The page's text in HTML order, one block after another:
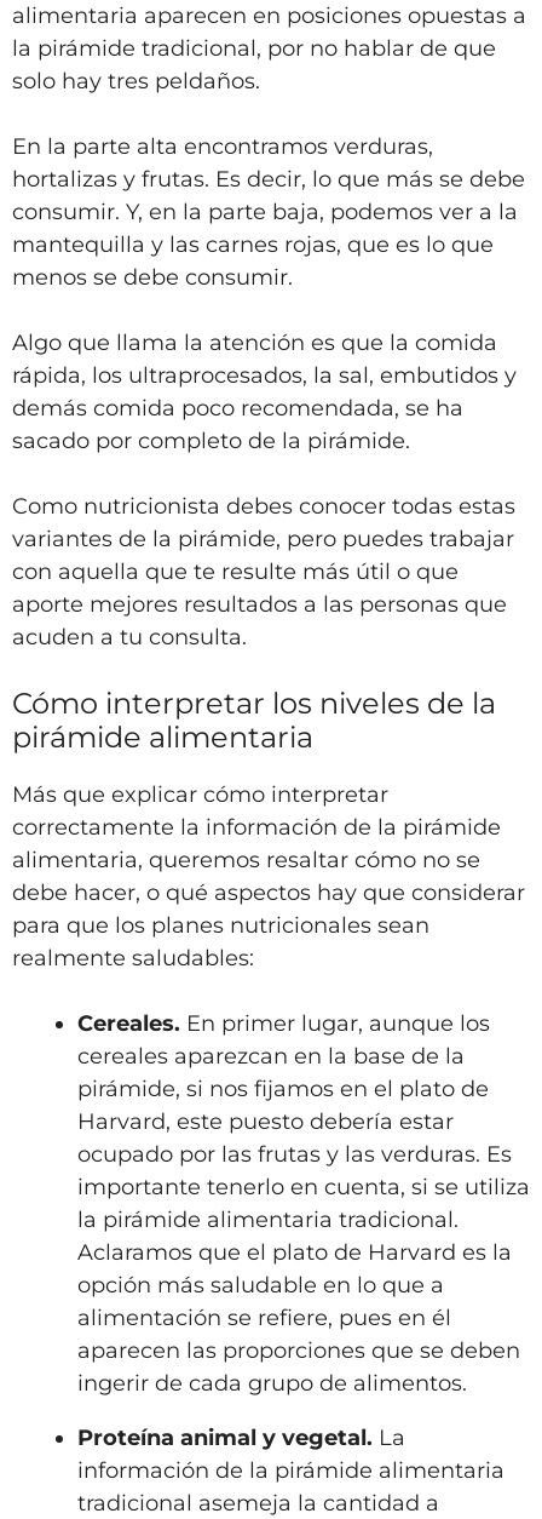
alimentaria aparecen en posiciones opuestas a
la pirámide tradicional, por no hablar de que
solo hay tres peldaños.
En la parte alta encontramos verduras,
hortalizas y frutas. Es decir, lo que más se debe
consumir. Y, en la parte baja, podemos ver a la
mantequilla y las carnes rojas, que es lo que
menos se debe consumir.
Algo que llama la atención es que la comida
rápida, los ultraprocesados, la sal, embutidos y
demás comida poco recomendada, se ha
sacado por completo de la pirámide.
Como nutricionista debes conocer todas estas
variantes de la pirámide, pero puedes trabajar
con aquella que te resulte más útil o que
aporte mejores resultados a las personas que
acuden a tu consulta.
Cómo interpretar los niveles de la
pirámide alimentaria
Más que explicar cómo interpretar
correctamente la información de la pirámide
alimentaria, queremos resaltar cómo no se
debe hacer, o qué aspectos hay que considerar
para que los planes nutricionales sean
realmente saludables:
Cereales. En primer lugar, aunque los
cereales aparezcan en la base de la
pirámide, si nos fijamos en el plato de
Harvard, este puesto debería estar
ocupado por las frutas y las verduras. Es
importante tenerlo en cuenta, si se utiliza
la pirámide alimentaria tradicional.
Aclaramos que el plato de Harvard es la
opción más saludable en lo que a
alimentación se refiere, pues en él
aparecen las proporciones que se deben
ingerir de cada grupo de alimentos.
Proteína animal y vegetal. La
información de la pirámide alimentaria
tradicional asemeja la cantidad a